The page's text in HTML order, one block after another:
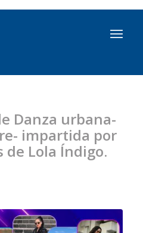
Danza urbana-
impartida por
de Lola Índigo.